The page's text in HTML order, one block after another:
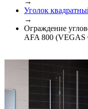
Уголок
→
Ограждение
AFA 800 (VEGAS